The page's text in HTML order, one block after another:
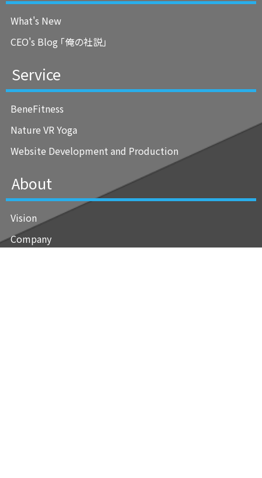
What's New
CEO's Blog ｢俺の社説｣
Service
BeneFitness
Nature VR Yoga
Website Development and Production
About
Vision
Company